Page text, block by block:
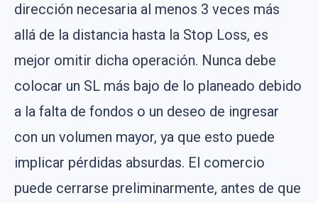
dirección necesaria al menos 3 veces más
allá de la distancia hasta la Stop Loss, es
mejor omitir dicha operación. Nunca debe
colocar un SL más bajo de lo planeado debido
a la falta de fondos o un deseo de ingresar
con un volumen mayor, ya que esto puede
implicar pérdidas absurdas. El comercio
puede cerrarse preliminarmente, antes de que